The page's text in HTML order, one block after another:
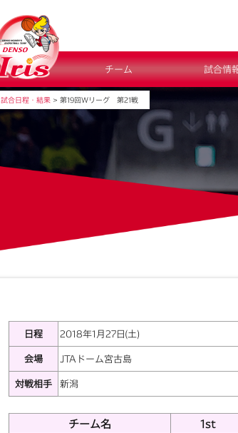
チーム 試合情
試合日程・結果 > 第19回Ｗリーグ 第21戦
日程
2018年1月27日(土)
会場
JTAドーム宮古島
対戦相手
新潟
チーム名 1st